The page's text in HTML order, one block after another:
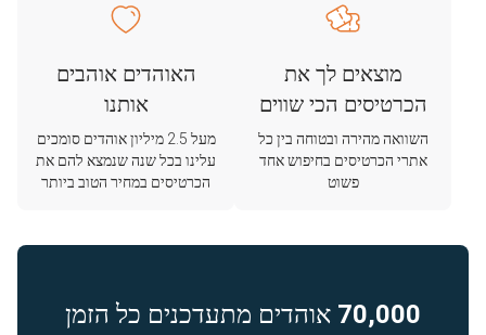
מוצאים לך את
הכרטיסים הכי שווים
השוואה מהירה ובטוחה בין כל
אתרי הכרטיסים בחיפוש אחד
פשוט
האוהדים אוהבים
אותנו
מעל 2.5 מיליון אוהדים סומכים
עלינו בכל שנה שנמצא להם את
הכרטיסים במחיר הטוב ביותר
70,000 אוהדים מתעדכנים כל הזמן